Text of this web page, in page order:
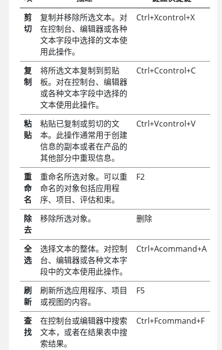
剪
切
复制并移除所选文本。对
在控制台、编辑器或各种
文本字段中选择的文本使
用此操作。
Ctrl+Xcontrol+X
复
制
将所选文本复制到剪贴
板。对在控制台、编辑器
或各种文本字段中选择的
文本使用此操作。
Ctrl+Ccontrol+C
粘
贴
粘贴已复制或剪切的文
本。此操作通常用于创建
信息的副本或者在产品的
其他部分中重现信息。
Ctrl+Vcontrol+V
重
命
名
重命名所选对象。可以重
命名的对象包括应用程
序、项目、评估和束。
F2
除
去
移除所选对象。 删除
全
选
选择文本的整体。对控制
台、编辑器或各种文本字
段中的文本使用此操作。
Ctrl+Acommand+A
刷
新
刷新所选应用程序、项目
或视图的内容。
F5
查
找
在控制台或编辑器中搜索
文本，或者在结果表中搜
索结果。
Ctrl+Fcommand+F